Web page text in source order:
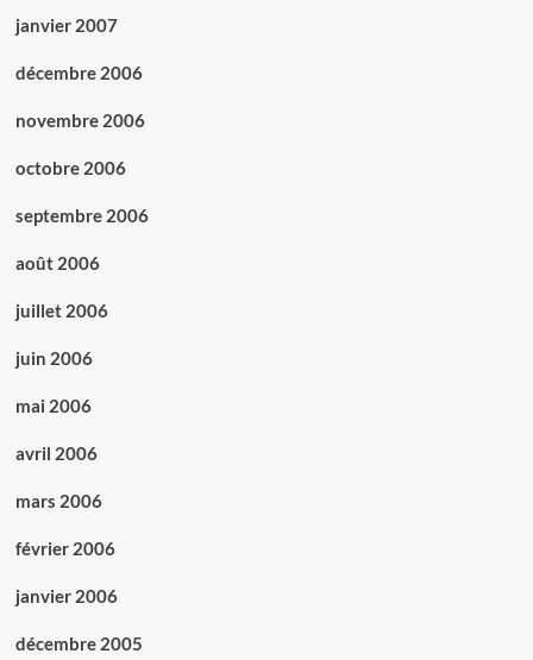
janvier 2007
décembre 2006
novembre 2006
octobre 2006
septembre 2006
août 2006
juillet 2006
juin 2006
mai 2006
avril 2006
mars 2006
février 2006
janvier 2006
décembre 2005